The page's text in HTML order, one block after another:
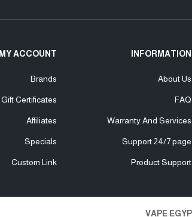
INFORMATION
About Us
FAQ
Warranty And Services
Support 24/7 page
Product Support
MY ACCOUNT
Brands
Gift Certificates
Affiliates
Specials
Custom Link